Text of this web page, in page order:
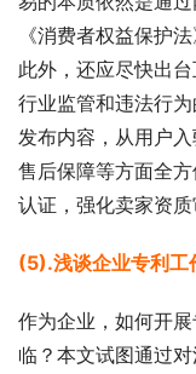
《消费者权益保护
此外，还应尽快出
行业监管和违法行
发布内容，从用户
售后保障等方面全
认证，强化卖家资质
(5).浅谈企业专利工
作为企业，如何开
临？本文试图通过